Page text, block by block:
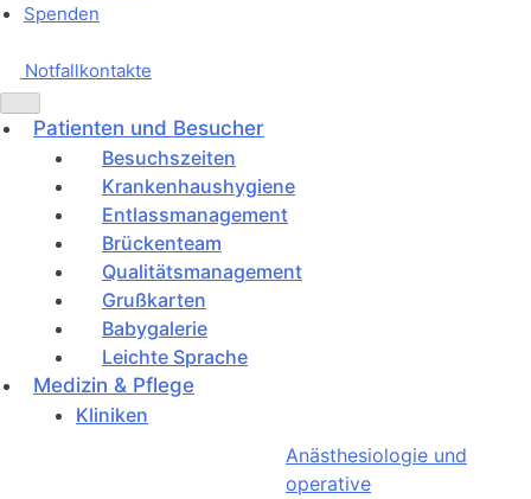
Spenden
Notfallkontakte
Patienten und Besucher
Besuchszeiten
Krankenhaushygiene
Entlassmanagement
Brückenteam
Qualitätsmanagement
Grußkarten
Babygalerie
Leichte Sprache
Medizin & Pflege
Kliniken
Anästhesiologie und
operative